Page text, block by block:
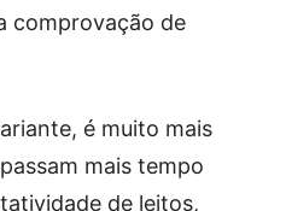
comprovação de
é muito mais
mais tempo
de leitos,